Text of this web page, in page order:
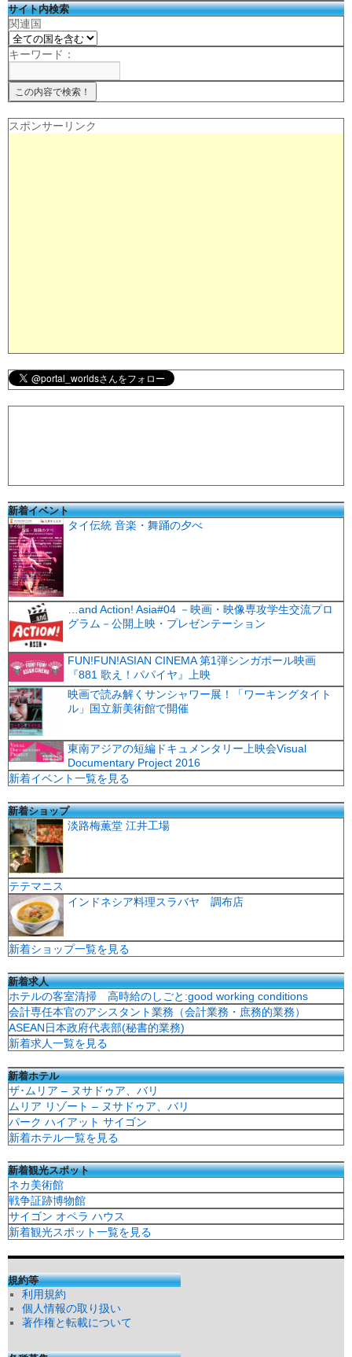
サイト内検索
関連国
キーワード：
スポンサーリンク
新着イベント
タイ伝統 音楽・舞踊の夕べ
…and Action! Asia#04 －映画・映像専攻学生交流プロ
グラム－公開上映・プレゼンテーション
FUN!FUN!ASIAN CINEMA 第1弾シンガポール映画
『881 歌え！パパイヤ』上映
映画で読み解くサンシャワー展！「ワーキングタイト
ル」国立新美術館で開催
東南アジアの短編ドキュメンタリー上映会Visual
Documentary Project 2016
新着イベント一覧を見る
新着ショップ
淡路梅薫堂 江井工場
テテマニス
インドネシア料理スラバヤ 調布店
新着ショップ一覧を見る
新着求人
ホテルの客室清掃 高時給のしごと:good working conditions
会計専任本官のアシスタント業務（会計業務・庶務的業務）
ASEAN日本政府代表部(秘書的業務)
新着求人一覧を見る
新着ホテル
ザ･ムリア – ヌサドゥア、バリ
ムリア リゾート – ヌサドゥア、バリ
パーク ハイアット サイゴン
新着ホテル一覧を見る
新着観光スポット
ネカ美術館
戦争証跡博物館
サイゴン オペラ ハウス
新着観光スポット一覧を見る
規約等
利用規約
個人情報の取り扱い
著作権と転載について